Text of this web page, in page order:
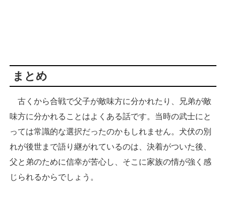
まとめ
古くから合戦で父子が敵味方に分かれたり、兄弟が敵
味方に分かれることはよくある話です。当時の武士にと
っては常識的な選択だったのかもしれません。犬伏の別
れが後世まで語り継がれているのは、決着がついた後、
父と弟のために信幸が苦心し、そこに家族の情が強く感
じられるからでしょう。